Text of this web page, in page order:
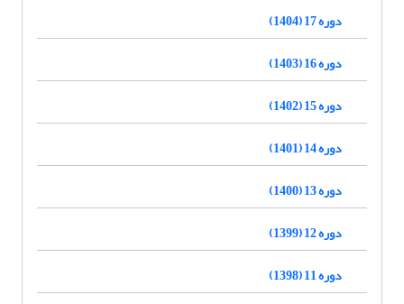
دوره 17 (1404)
دوره 16 (1403)
دوره 15 (1402)
دوره 14 (1401)
دوره 13 (1400)
دوره 12 (1399)
دوره 11 (1398)